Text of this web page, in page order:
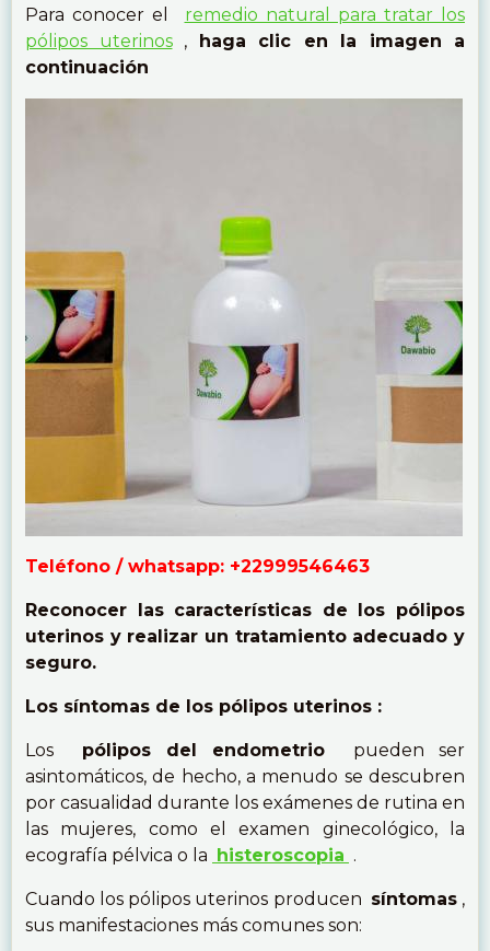
Para conocer el remedio natural para tratar los
pólipos uterinos, haga clic en la imagen a
continuación
Teléfono / whatsapp: +22999546463
Reconocer las características de los pólipos
uterinos y realizar un tratamiento adecuado y
seguro.
Los síntomas de los pólipos uterinos :
Los pólipos del endometrio pueden ser
asintomáticos, de hecho, a menudo se descubren
por casualidad durante los exámenes de rutina en
las mujeres, como el examen ginecológico, la
ecografía pélvica o la histeroscopia .
Cuando los pólipos uterinos producen síntomas,
sus manifestaciones más comunes son: